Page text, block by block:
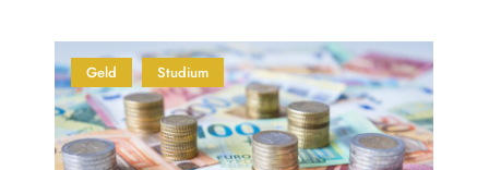
Geld Studium